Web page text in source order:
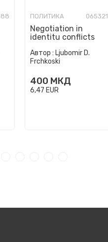
ПОЛИТИКА 065321
Negotiation in
identitu conflicts
Автор : Ljubomir D.
Frchkoski
400 МКД
6,47 EUR